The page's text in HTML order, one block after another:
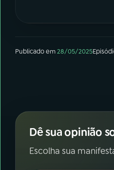
Publicado em28/05/2025
Dê sua opinião
Escolha sua